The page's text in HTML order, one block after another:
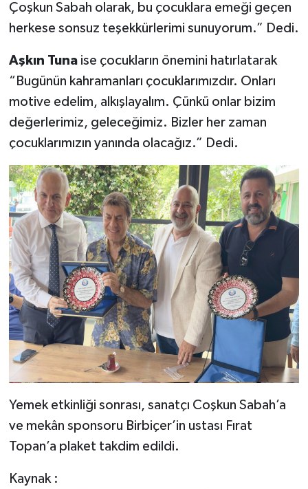
Çoşkun Sabah olarak, bu çocuklara emeği geçen
herkese sonsuz teşekkürlerimi sunuyorum.” Dedi.
Aşkın Tunaise çocukların önemini hatırlatarak
“Bugünün kahramanları çocuklarımızdır. Onları
motive edelim, alkışlayalım. Çünkü onlar bizim
değerlerimiz, geleceğimiz. Bizler her zaman
çocuklarımızın yanında olacağız.” Dedi.
Yemek etkinliği sonrası, sanatçı Coşkun Sabah’a
ve mekân sponsoru Birbiçer’in ustası Fırat
Topan’a plaket takdim edildi.
Kaynak :